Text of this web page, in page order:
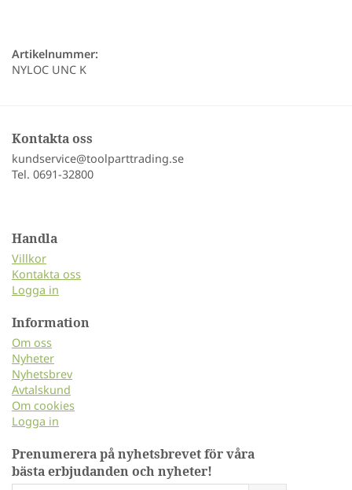
Artikelnummer:
NYLOC UNC K
Kontakta oss
kundservice@toolparttrading.se
Tel. 0691-32800
Handla
Villkor
Kontakta oss
Logga in
Information
Om oss
Nyheter
Nyhetsbrev
Avtalskund
Om cookies
Logga in
Prenumerera på nyhetsbrevet för våra
bästa erbjudanden och nyheter!